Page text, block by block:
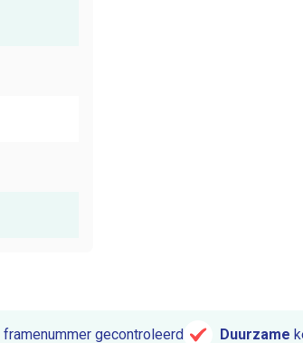
framenummer gecontroleerd Duurzame